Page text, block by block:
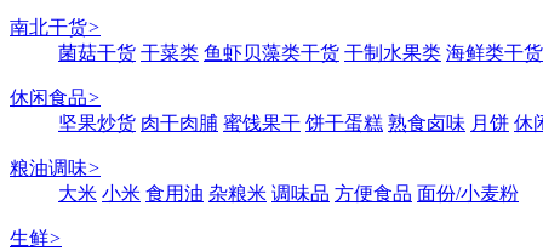
南北干货>
菌菇干货 干菜类 鱼虾贝藻类干货 干制水果类 海鲜类干货
休闲食品>
坚果炒货 肉干肉脯 蜜饯果干 饼干蛋糕 熟食卤味 月饼 休
粮油调味>
大米 小米 食用油 杂粮米 调味品 方便食品 面份/小麦粉
生鲜>